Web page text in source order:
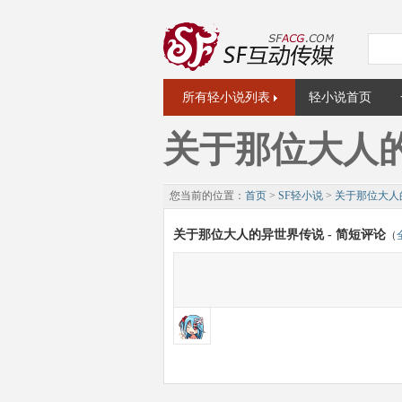
所有轻小说列表 轻小说首页
关于那位大人
您当前的位置： 首页 > SF轻小说 > 关于那位大
关于那位大人的异世界传说 - 简短评论 （